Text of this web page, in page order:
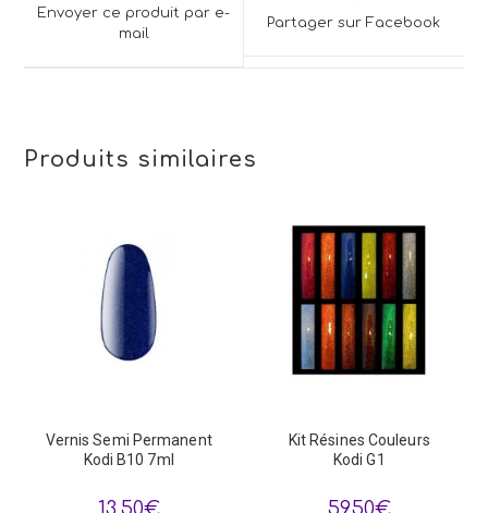
new
Envoyer ce produit par e-
mail
Partager sur Facebook
Produits similaires
Vernis Semi Permanent
Kodi B10 7ml
13,50€
Kit Résines Couleurs
Kodi G1
59,50€